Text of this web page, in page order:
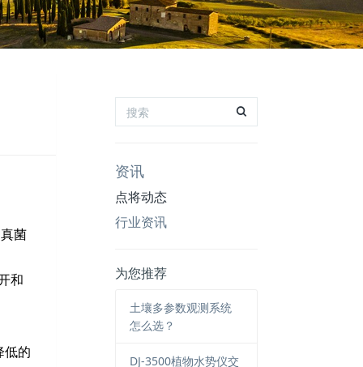
菌
和
低的
资讯
点将动态
行业资讯
为您推荐
土壤多参数观测系统
怎么选？
DJ-3500植物水势仪交